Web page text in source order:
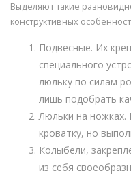
Выделяют такие
конструктивных
Подвесные. Их
специального
люльку по силам
лишь подобрать
Люльки на
кроватку, но
Колыбели,
из себя